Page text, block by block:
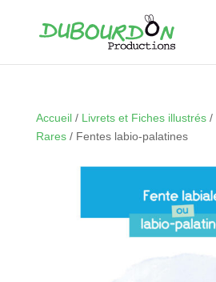
Accueil/ Livrets et Fiches illustrés/
Rares/ Fentes labio-palatines